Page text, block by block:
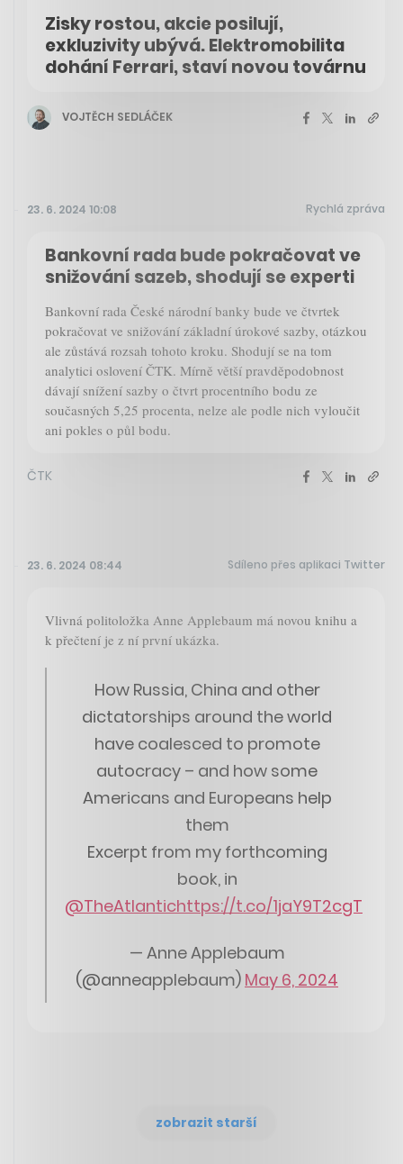
Zisky rostou, akcie posilují,
exkluzivity ubývá. Elektromobilita
dohání Ferrari, staví novou továrnu
VOJTĚCH SEDLÁČEK
23. 6. 2024 10:08 Rychlá zpráva
Bankovní rada bude pokračovat ve
snižování sazeb, shodují se experti
Bankovní rada České národní banky bude ve čtvrtek
pokračovat ve snižování základní úrokové sazby, otázkou
ale zůstává rozsah tohoto kroku. Shodují se na tom
analytici oslovení ČTK. Mírně větší pravděpodobnost
dávají snížení sazby o čtvrt procentního bodu ze
současných 5,25 procenta, nelze ale podle nich vyloučit
ani pokles o půl bodu.
ČTK
23. 6. 2024 08:44 Sdíleno přes aplikaci Twitter
Vlivná politoložka Anne Applebaum má novou knihu a
k přečtení je z ní první ukázka.
How Russia, China and other
dictatorships around the world
have coalesced to promote
autocracy – and how some
Americans and Europeans help
them
Excerpt from my forthcoming
book, in
@TheAtlantichttps://t.co/1jaY9T2cgT
— Anne Applebaum
(@anneapplebaum) May 6, 2024
zobrazit starší